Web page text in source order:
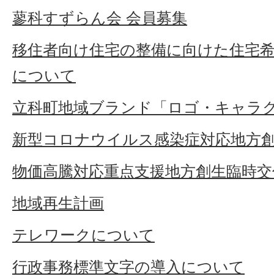
蓼科すずらん会 会員募集
移住者向け住宅の整備に向けた住宅
について
立科町地域ブランド「ロゴ・キャラ
新型コロナウイルス感染症対応地方
物価高騰対応重点支援地方創生臨時
地域再生計画
テレワークについて
行政事務標準文字の導入について